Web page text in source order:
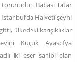
Babası Tatar
Halvetî şeyhi
ülkedeki karışıklıklar
Küçük Ayasofya
iki eser sahibi olan